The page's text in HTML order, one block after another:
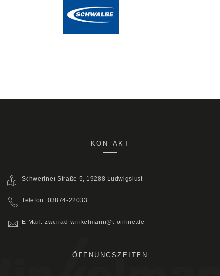
KONTAKT
Schweriner Straße 5, 19288 Ludwigslust
Telefon: 03874-22033
E-Mail: zweirad-winkelmann@t-online.de
ÖFFNUNGSZEITEN